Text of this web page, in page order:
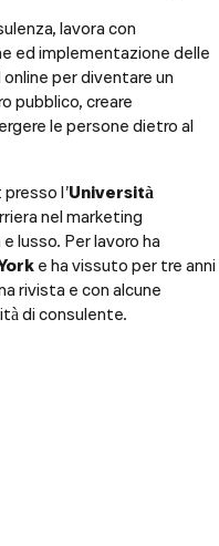
lavora con
ed implementazione delle
per diventare un
pubblico, creare
le persone dietro al
l’Università
nel marketing
lusso. Per lavoro ha
e ha vissuto per tre anni
rivista e con alcune
di consulente.